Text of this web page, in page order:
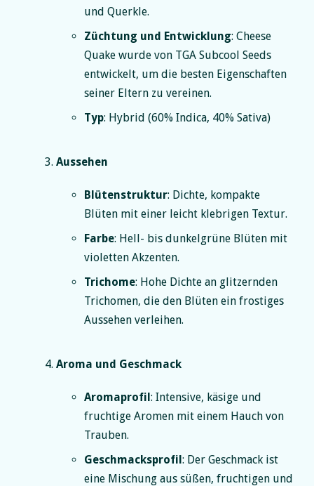
und Querkle.
Züchtung und Entwicklung: Cheese
Quake wurde von TGA Subcool Seeds
entwickelt, um die besten Eigenschaften
seiner Eltern zu vereinen.
Typ: Hybrid (60% Indica, 40% Sativa)
Aussehen
Blütenstruktur: Dichte, kompakte
Blüten mit einer leicht klebrigen Textur.
Farbe: Hell- bis dunkelgrüne Blüten mit
violetten Akzenten.
Trichome: Hohe Dichte an glitzernden
Trichomen, die den Blüten ein frostiges
Aussehen verleihen.
Aroma und Geschmack
Aromaprofil: Intensive, käsige und
fruchtige Aromen mit einem Hauch von
Trauben.
Geschmacksprofil: Der Geschmack ist
eine Mischung aus süßen, fruchtigen und